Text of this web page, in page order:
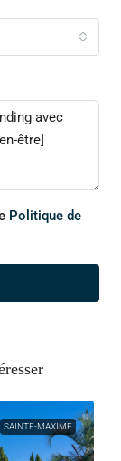
Politique de
SAINTE-MAXIME